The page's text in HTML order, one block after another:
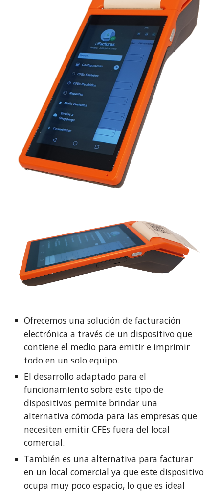
Ofrecemos una solución de facturación
electrónica a través de un dispositivo que
contiene el medio para emitir e imprimir
todo en un solo equipo.
El desarrollo adaptado para el
funcionamiento sobre este tipo de
dispositivos permite brindar una
alternativa cómoda para las empresas que
necesiten emitir CFEs fuera del local
comercial.
También es una alternativa para facturar
en un local comercial ya que este dispositivo
ocupa muy poco espacio, lo que es ideal